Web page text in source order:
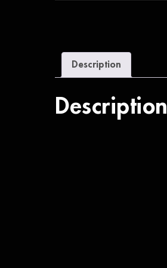
Description
Description